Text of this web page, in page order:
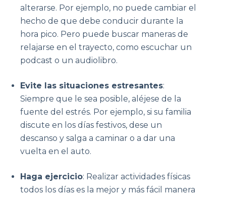
alterarse. Por ejemplo, no puede cambiar el
hecho de que debe conducir durante la
hora pico. Pero puede buscar maneras de
relajarse en el trayecto, como escuchar un
podcast o un audiolibro.
Evite las situaciones estresantes:
Siempre que le sea posible, aléjese de la
fuente del estrés. Por ejemplo, si su familia
discute en los días festivos, dese un
descanso y salga a caminar o a dar una
vuelta en el auto.
Haga ejercicio: Realizar actividades físicas
todos los días es la mejor y más fácil manera